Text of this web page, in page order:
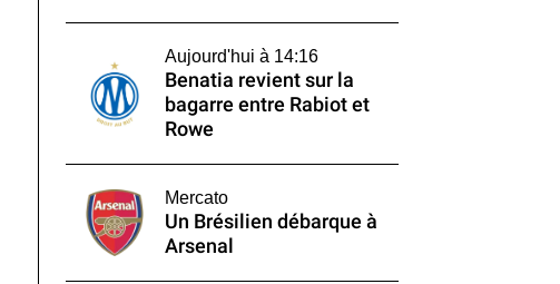
Aujourd'hui à 14:16
Benatia revient sur la
bagarre entre Rabiot et
Rowe
Mercato
Un Brésilien débarque à
Arsenal